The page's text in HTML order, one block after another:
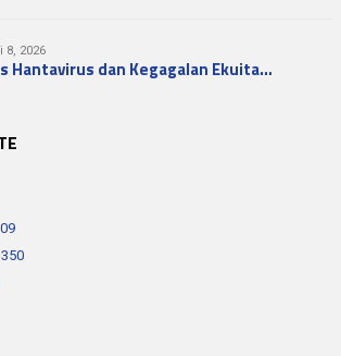
8, 2026
Hantavirus dan Kegagalan Ekuita…